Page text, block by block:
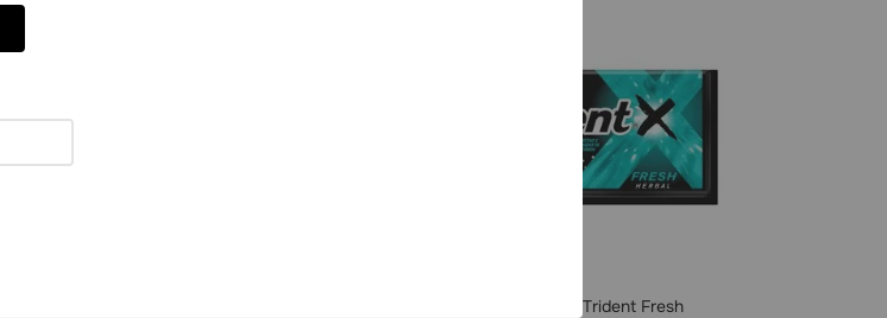
Goma de Mascar Trident Fresh